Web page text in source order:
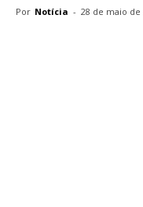
Por Notícia - 28 de maio de